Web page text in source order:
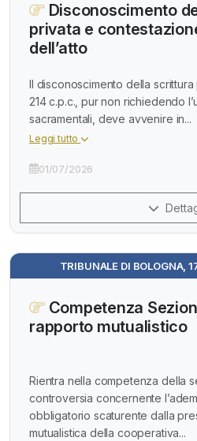
Disconoscimento
privata e
dell’atto
Il disconoscimento della scrittura
214 c.p.c., pur non richiedendo
sacramentali, deve avvenire in...
Leggi tutto
01/07/2026
TRIBUNALE DI BOLOGNA,
Competenza
rapporto mutualistico
Rientra nella competenza della
controversia concernente
obbligatorio scaturente dalla
mutualistica della cooperativa...